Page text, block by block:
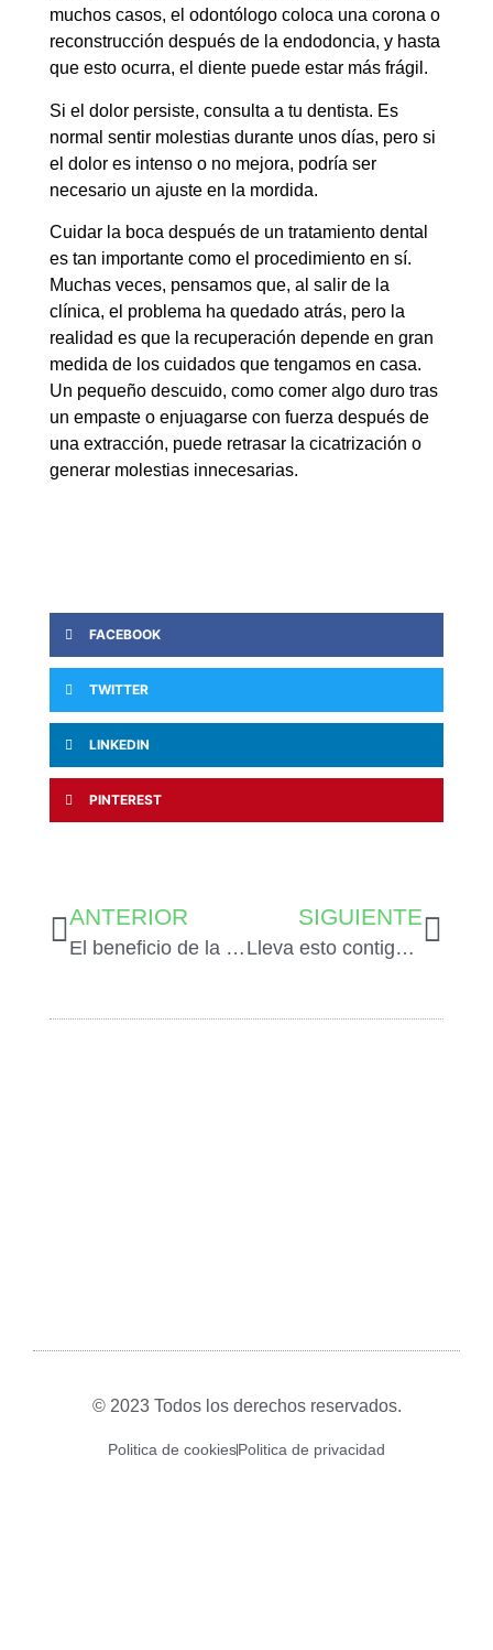
muchos casos, el odontólogo coloca una corona o
reconstrucción después de la endodoncia, y hasta
que esto ocurra, el diente puede estar más frágil.
Si el dolor persiste, consulta a tu dentista. Es
normal sentir molestias durante unos días, pero si
el dolor es intenso o no mejora, podría ser
necesario un ajuste en la mordida.
Cuidar la boca después de un tratamiento dental
es tan importante como el procedimiento en sí.
Muchas veces, pensamos que, al salir de la
clínica, el problema ha quedado atrás, pero la
realidad es que la recuperación depende en gran
medida de los cuidados que tengamos en casa.
Un pequeño descuido, como comer algo duro tras
un empaste o enjuagarse con fuerza después de
una extracción, puede retrasar la cicatrización o
generar molestias innecesarias.
FACEBOOK
TWITTER
LINKEDIN
PINTEREST
ANTERIOR
El beneficio de la haloterapia en cuevas de sal
SIGUIENTE
Lleva esto contigo si te vas de viaje
© 2023 Todos los derechos reservados.
Politica de cookiesPolitica de privacidad